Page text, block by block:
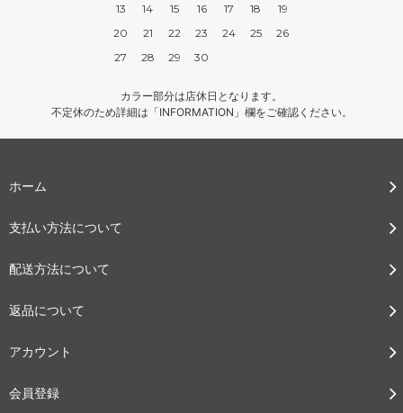
13
14 15 16 17 18
19
20
21 22 23 24 25
26
27
28 29 30
カラー部分は店休日となります。
不定休のため詳細は「INFORMATION」欄をご確認ください。
ホーム
支払い方法について
配送方法について
返品について
アカウント
会員登録